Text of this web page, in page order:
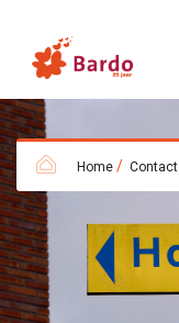
Home / Contact